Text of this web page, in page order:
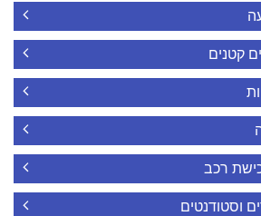
קטנים
רכב
וסטודנטים